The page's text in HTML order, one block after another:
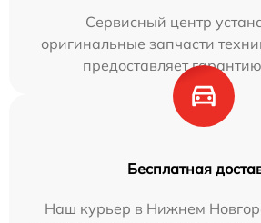
Сервисный центр
оригинальные запчасти
предоставляет
Бесплатная
Наш курьер в Нижнем